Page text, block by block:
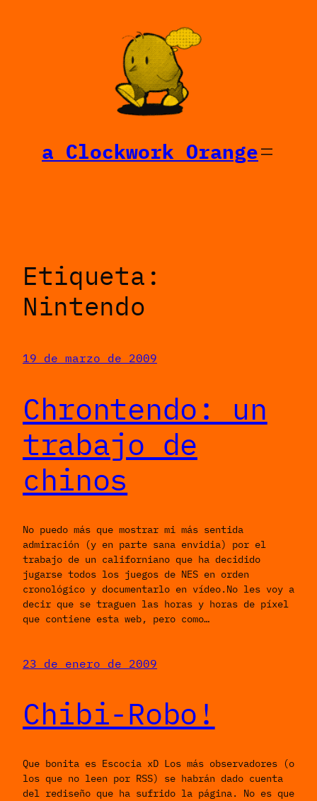
a Clockwork Orange
Etiqueta:
Nintendo
19 de marzo de 2009
Chrontendo: un
trabajo de
chinos
No puedo más que mostrar mi más sentida
admiración (y en parte sana envidia) por el
trabajo de un californiano que ha decidido
jugarse todos los juegos de NES en orden
cronológico y documentarlo en vídeo.No les voy a
decir que se traguen las horas y horas de píxel
que contiene esta web, pero como…
23 de enero de 2009
Chibi-Robo!
Que bonita es Escocia xD Los más observadores (o
los que no leen por RSS) se habrán dado cuenta
del rediseño que ha sufrido la página. No es que